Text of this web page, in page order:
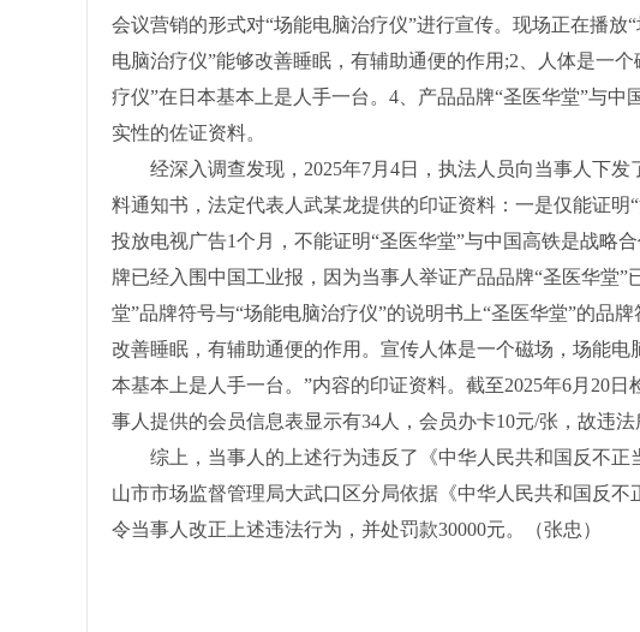
会议营销的形式对“场能电脑治疗仪”进行宣传。现场正在播放
电脑治疗仪”能够改善睡眠，有辅助通便的作用;2、人体是一
疗仪”在日本基本上是人手一台。4、产品品牌“圣医华堂”与
实性的佐证资料。
经深入调查发现，2025年7月4日，执法人员向当事人下发
料通知书，法定代表人武某龙提供的印证资料：一是仅能证明
投放电视广告1个月，不能证明“圣医华堂”与中国高铁是战略
牌已经入围中国工业报，因为当事人举证产品品牌“圣医华堂
堂”品牌符号与“场能电脑治疗仪”的说明书上“圣医华堂”的品
改善睡眠，有辅助通便的作用。宣传人体是一个磁场，场能电
本基本上是人手一台。”内容的印证资料。截至2025年6月20
事人提供的会员信息表显示有34人，会员办卡10元/张，故违法
综上，当事人的上述行为违反了《中华人民共和国反不正
山市市场监督管理局大武口区分局依据《中华人民共和国反
令当事人改正上述违法行为，并处罚款30000元。（张忠）